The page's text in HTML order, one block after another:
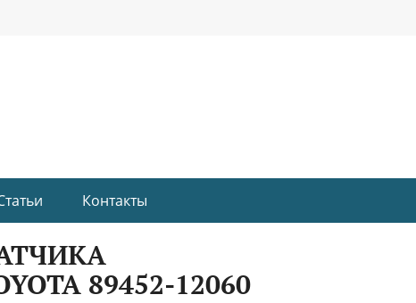
Контакты
89452-12060